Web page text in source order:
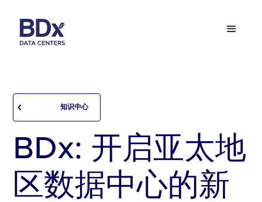
知识中心
BDx: 开启亚太地
区数据中心的新